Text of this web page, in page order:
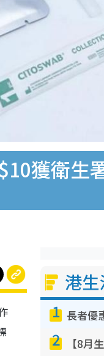
獲衛生
港
1
2